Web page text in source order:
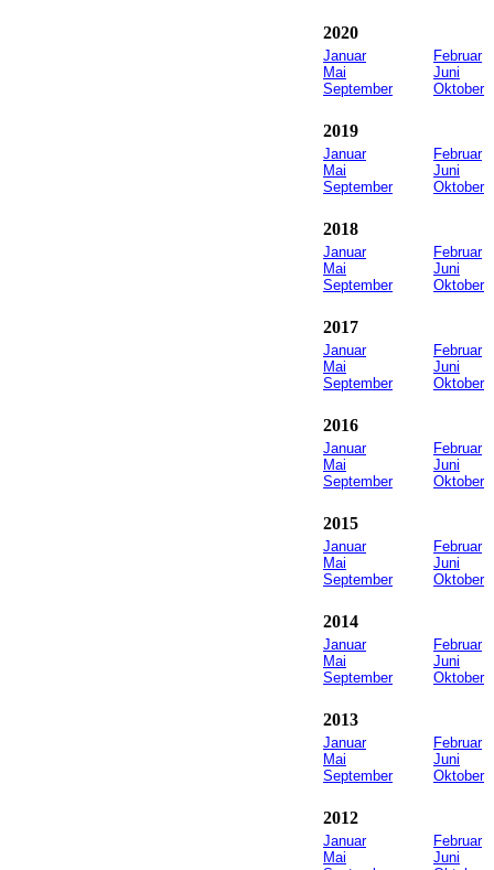
2020
Januar
Mai
September
Februar
Juni
Oktober
2019
Januar
Mai
September
Februar
Juni
Oktober
2018
Januar
Mai
September
Februar
Juni
Oktober
2017
Januar
Mai
September
Februar
Juni
Oktober
2016
Januar
Mai
September
Februar
Juni
Oktober
2015
Januar
Mai
September
Februar
Juni
Oktober
2014
Januar
Mai
September
Februar
Juni
Oktober
2013
Januar
Mai
September
Februar
Juni
Oktober
2012
Januar
Mai
Februar
Juni